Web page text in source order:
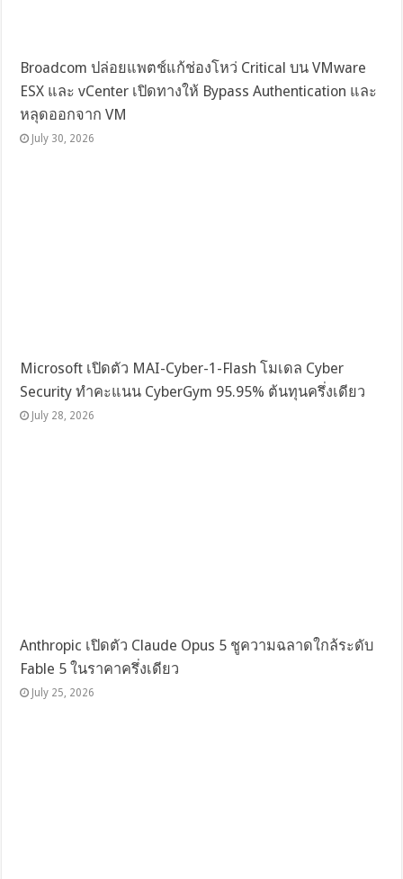
Broadcom ปล่อยแพตช์แก้ช่องโหว่ Critical บน VMware
ESX และ vCenter เปิดทางให้ Bypass Authentication และ
หลุดออกจาก VM
July 30, 2026
Microsoft เปิดตัว MAI-Cyber-1-Flash โมเดล Cyber
Security ทำคะแนน CyberGym 95.95% ต้นทุนครึ่งเดียว
July 28, 2026
Anthropic เปิดตัว Claude Opus 5 ชูความฉลาดใกล้ระดับ
Fable 5 ในราคาครึ่งเดียว
July 25, 2026